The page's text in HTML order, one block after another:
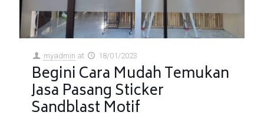
myadmin at 18/01/2023
Begini Cara Mudah Temukan
Jasa Pasang Sticker
Sandblast Motif